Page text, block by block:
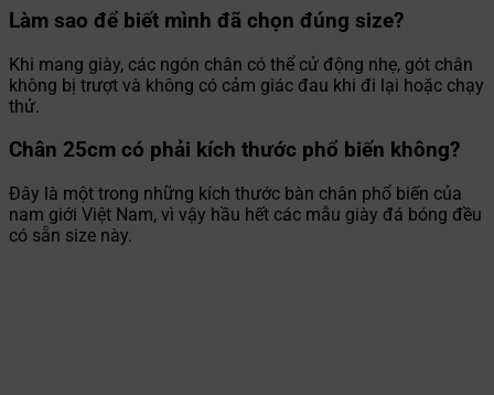
Làm sao để biết mình đã chọn đúng size?
Khi mang giày, các ngón chân có thể cử động nhẹ, gót chân
không bị trượt và không có cảm giác đau khi đi lại hoặc chạy
thử.
Chân 25cm có phải kích thước phổ biến không?
Đây là một trong những kích thước bàn chân phổ biến của
nam giới Việt Nam, vì vậy hầu hết các mẫu giày đá bóng đều
có sẵn size này.